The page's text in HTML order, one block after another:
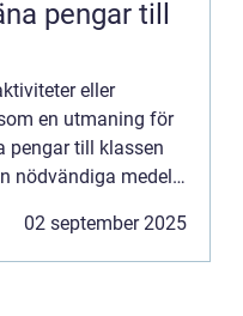
pengar till
eller
en utmaning för
pengar till klassen
nödvändiga medel,
02 september 2025